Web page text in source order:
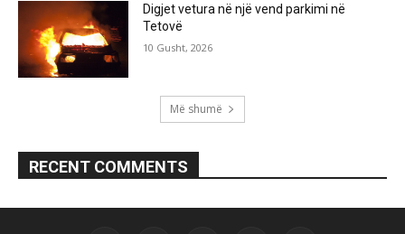
Digjet vetura në një vend parkimi në
Tetovë
10 Gusht, 2026
Më shumë
RECENT COMMENTS